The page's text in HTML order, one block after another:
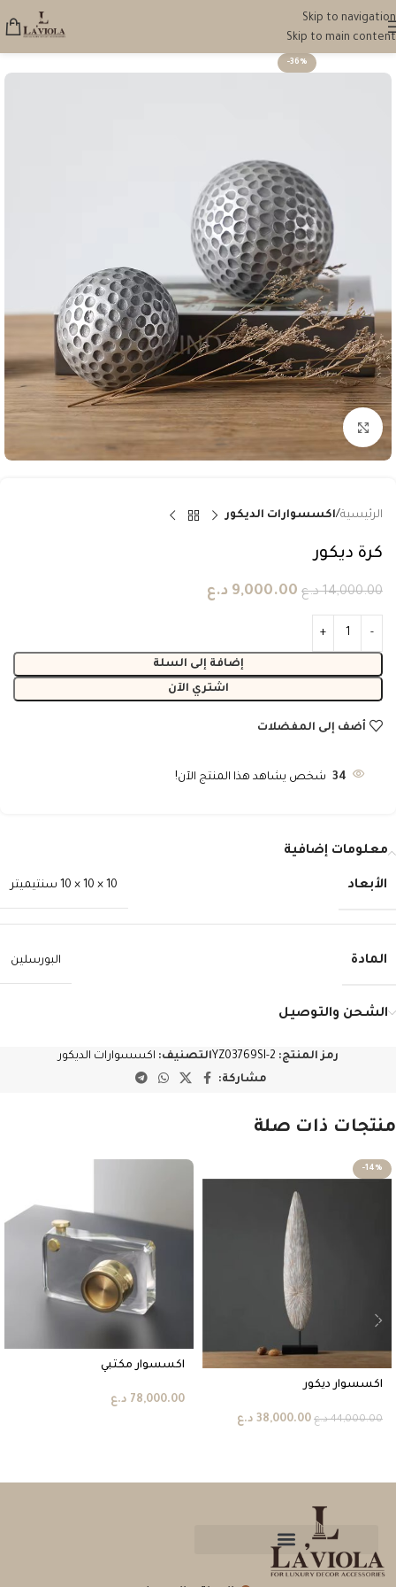
Skip to navigation
Skip to main content
-36%
انقر للتكبير
الرئيسية اكسسوارات الديكور
كرة ديكور
14,000.00 د.ع 9,000.00 د.ع
إضافة إلى السلة
اشتري الآن
أضف إلى المفضلات
34 شخص يشاهد هذا المنتج الآن!
معلومات إضافية
الأبعاد 10 × 10 × 10 سنتيميتر
المادة البورسلين
الشحن والتوصيل
رمز المنتج: YZ03769SI-2التصنيف: اكسسوارات الديكور
مشاركة:
منتجات ذات صلة
-14%
اكسسوار ديكور
44,000.00 د.ع 38,000.00 د.ع
اكسسوار مكتبي
78,000.00 د.ع